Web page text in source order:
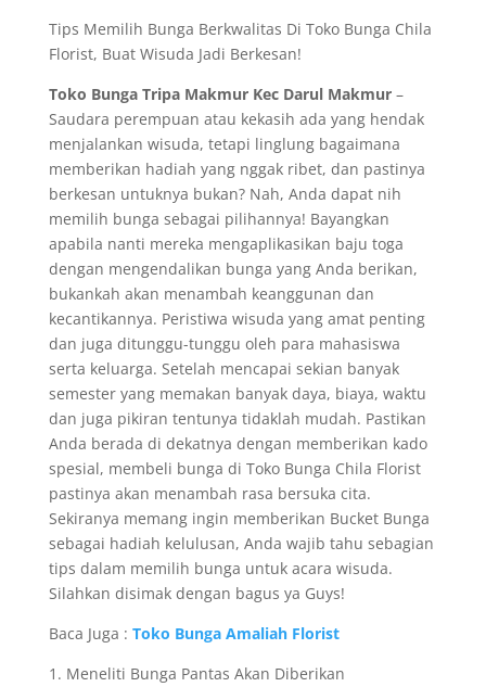
Tips Memilih Bunga Berkwalitas Di Toko Bunga Chila
Florist, Buat Wisuda Jadi Berkesan!
Toko Bunga Tripa Makmur Kec Darul Makmur–
Saudara perempuan atau kekasih ada yang hendak
menjalankan wisuda, tetapi linglung bagaimana
memberikan hadiah yang nggak ribet, dan pastinya
berkesan untuknya bukan? Nah, Anda dapat nih
memilih bunga sebagai pilihannya! Bayangkan
apabila nanti mereka mengaplikasikan baju toga
dengan mengendalikan bunga yang Anda berikan,
bukankah akan menambah keanggunan dan
kecantikannya. Peristiwa wisuda yang amat penting
dan juga ditunggu-tunggu oleh para mahasiswa
serta keluarga. Setelah mencapai sekian banyak
semester yang memakan banyak daya, biaya, waktu
dan juga pikiran tentunya tidaklah mudah. Pastikan
Anda berada di dekatnya dengan memberikan kado
spesial, membeli bunga di Toko Bunga Chila Florist
pastinya akan menambah rasa bersuka cita.
Sekiranya memang ingin memberikan Bucket Bunga
sebagai hadiah kelulusan, Anda wajib tahu sebagian
tips dalam memilih bunga untuk acara wisuda.
Silahkan disimak dengan bagus ya Guys!
Baca Juga : Toko Bunga Amaliah Florist
1. Meneliti Bunga Pantas Akan Diberikan